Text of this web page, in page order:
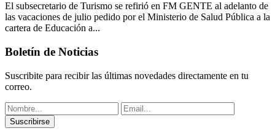
El subsecretario de Turismo se refirió en FM GENTE al adelanto de
las vacaciones de julio pedido por el Ministerio de Salud Pública a la
cartera de Educación a...
Boletín de Noticias
Suscribite para recibir las últimas novedades directamente en tu
correo.
Suscribirse